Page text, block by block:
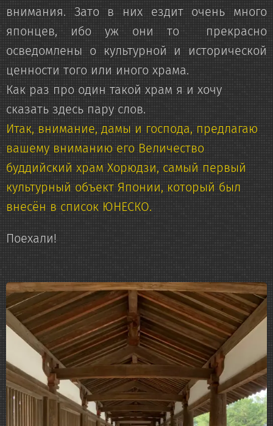
внимания. Зато в них ездит очень много
японцев, ибо уж они то прекрасно
осведомлены о культурной и исторической
ценности того или иного храма.
Как раз про один такой храм я и хочу
сказать здесь пару слов.
Итак, внимание, дамы и господа, предлагаю
вашему вниманию его Величество
буддийский храм Хорюдзи, самый первый
культурный объект Японии, который был
внесён в список ЮНЕСКО.
Поехали!